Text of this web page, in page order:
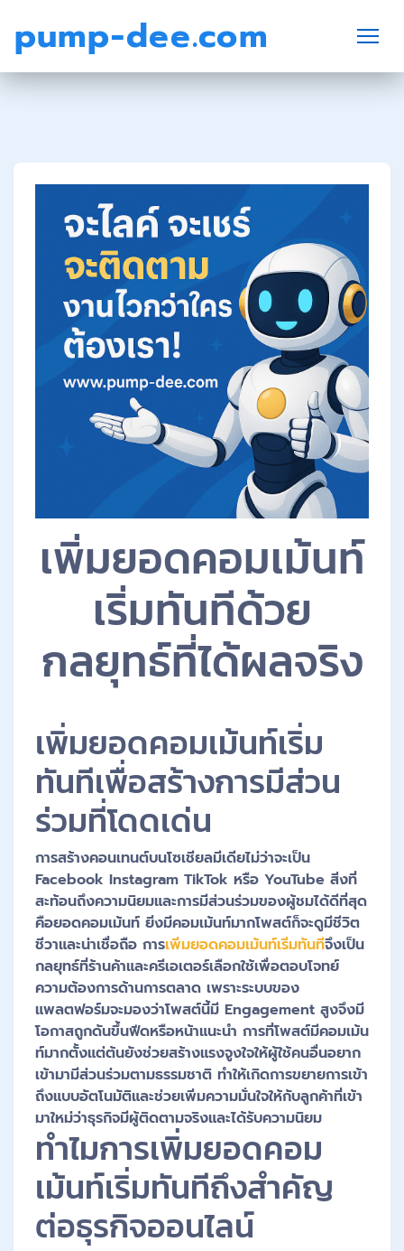
pump-dee.com
เพิ่มยอดคอมเม้นท์
เริ่มทันทีด้วย
กลยุทธ์ที่ได้ผลจริง
เพิ่มยอดคอมเม้นท์เริ่ม
ทันทีเพื่อสร้างการมีส่วน
ร่วมที่โดดเด่น
การสร้างคอนเทนต์บนโซเชียลมีเดียไม่ว่าจะเป็น
Facebook Instagram TikTok หรือ YouTube สิ่งที่
สะท้อนถึงความนิยมและการมีส่วนร่วมของผู้ชมได้ดีที่สุด
คือยอดคอมเม้นท์ ยิ่งมีคอมเม้นท์มากโพสต์ก็จะดูมีชีวิต
ชีวาและน่าเชื่อถือ การเพิ่มยอดคอมเม้นท์เริ่มทันทีจึงเป็น
กลยุทธ์ที่ร้านค้าและครีเอเตอร์เลือกใช้เพื่อตอบโจทย์
ความต้องการด้านการตลาด เพราะระบบของ
แพลตฟอร์มจะมองว่าโพสต์นี้มี Engagement สูงจึงมี
โอกาสถูกดันขึ้นฟีดหรือหน้าแนะนำ การที่โพสต์มีคอมเม้น
ท์มากตั้งแต่ต้นยังช่วยสร้างแรงจูงใจให้ผู้ใช้คนอื่นอยาก
เข้ามามีส่วนร่วมตามธรรมชาติ ทำให้เกิดการขยายการเข้า
ถึงแบบอัตโนมัติและช่วยเพิ่มความมั่นใจให้กับลูกค้าที่เข้า
มาใหม่ว่าธุรกิจมีผู้ติดตามจริงและได้รับความนิยม
ทำไมการเพิ่มยอดคอม
เม้นท์เริ่มทันทีถึงสำคัญ
ต่อธุรกิจออนไลน์